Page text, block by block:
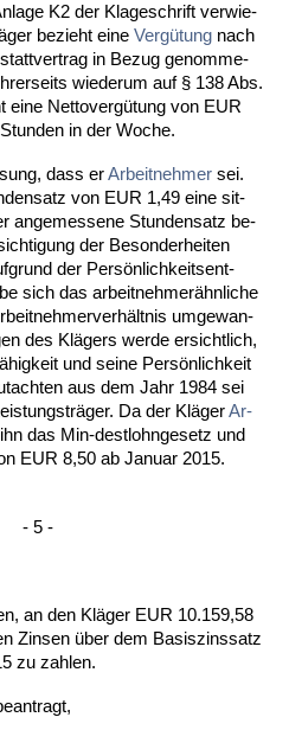
K2 der Kla­ge­schrift ver­wie­
be­zieht ei­ne Vergütung nach
in Be­zug ge­nom­me­
wie­der­um auf § 138 Abs.
ei­ne Net­to­vergütung von EUR
in der Wo­che.
dass erAr­beit­neh­mer sei.
von EUR 1,49 ei­ne sit­
an­ge­mes­se­ne St­un­den­satz be­
der Be­son­der­hei­ten
der Persönlich­keits­ent­
sich das ar­beit­neh­merähn­li­che
um­ge­wan­
des Klägers wer­de er­sicht­lich,
und sei­ne Persönlich­keit
aus dem Jahr 1984 sei
Da der KlägerAr­
das Min-dest­l­ohn­ge­setz und
EUR 8,50 ab Ja­nu­ar 2015.
- 5 -
an den Kläger EUR 10.159,58
Zin­sen über dem Ba­sis­zins­satz
zu zah­len.